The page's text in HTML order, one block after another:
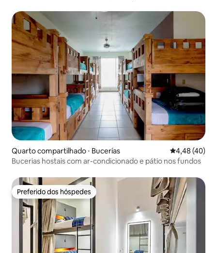
Quarto compartilhado ⋅ Bucerías 4,48 de uma
4,48 (40)
Bucerias hostais com ar-condicionado e pátio nos fundos
Preferido dos hóspedes
Preferido dos hóspedes